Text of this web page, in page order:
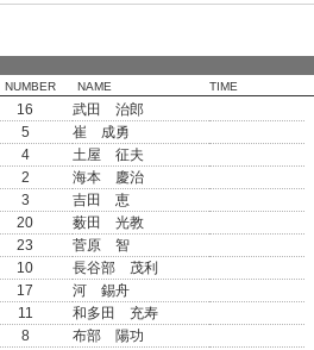
NUMBER NAME TIME
16
武田 治郎
5
崔 成勇
4
土屋 征夫
2
海本 慶治
3
吉田 恵
20
薮田 光教
23
菅原 智
10
長谷部 茂利
17
河 錫舟
11
和多田 充寿
8
布部 陽功